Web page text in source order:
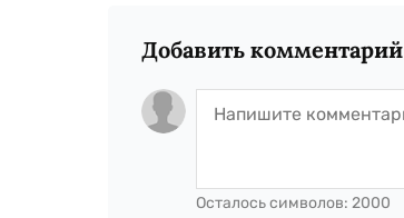
Добавить комментарий
Осталось символов: 2000